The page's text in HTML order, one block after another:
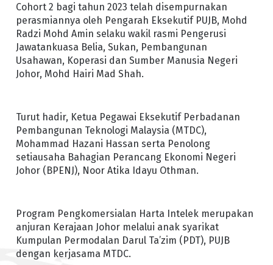
Cohort 2 bagi tahun 2023 telah disempurnakan
perasmiannya oleh Pengarah Eksekutif PUJB, Mohd
Radzi Mohd Amin selaku wakil rasmi Pengerusi
Jawatankuasa Belia, Sukan, Pembangunan
Usahawan, Koperasi dan Sumber Manusia Negeri
Johor, Mohd Hairi Mad Shah.
Turut hadir, Ketua Pegawai Eksekutif Perbadanan
Pembangunan Teknologi Malaysia (MTDC),
Mohammad Hazani Hassan serta Penolong
setiausaha Bahagian Perancang Ekonomi Negeri
Johor (BPENJ), Noor Atika Idayu Othman.
Program Pengkomersialan Harta Intelek merupakan
anjuran Kerajaan Johor melalui anak syarikat
Kumpulan Permodalan Darul Ta’zim (PDT), PUJB
dengan kerjasama MTDC.